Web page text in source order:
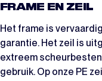
FRAME EN ZEIL
Het frame is
garantie. Het zeil is
extreem
gebruik. Op onze PE